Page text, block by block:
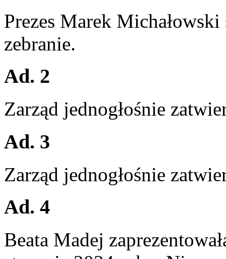
Prezes Marek
zebranie.
Ad. 2
Zarząd jednogłośnie
Ad. 3
Zarząd jednogłośnie
Ad. 4
Beata Madej